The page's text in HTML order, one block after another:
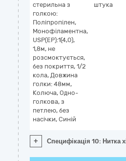
стерильна з
голкою:
Поліпропілен,
Монофіламентна,
USP(EP):1(4,0),
1,8м, не
розсмоктується,
без покриття, 1/2
кола, Довжина
голки: 48мм,
Колюча, Одно-
голкова, з
петлею, без
насічки, Синій
штука
+ Специфікація 10: Нитка